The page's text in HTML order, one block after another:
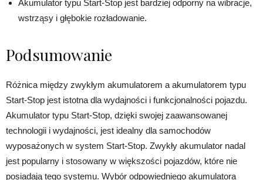
Akumulator typu Start-Stop jest bardziej odporny na wibracje,
wstrząsy i głębokie rozładowanie.
Podsumowanie
Różnica między zwykłym akumulatorem a akumulatorem typu
Start-Stop jest istotna dla wydajności i funkcjonalności pojazdu.
Akumulator typu Start-Stop, dzięki swojej zaawansowanej
technologii i wydajności, jest idealny dla samochodów
wyposażonych w system Start-Stop. Zwykły akumulator nadal
jest popularny i stosowany w większości pojazdów, które nie
posiadają tego systemu. Wybór odpowiedniego akumulatora